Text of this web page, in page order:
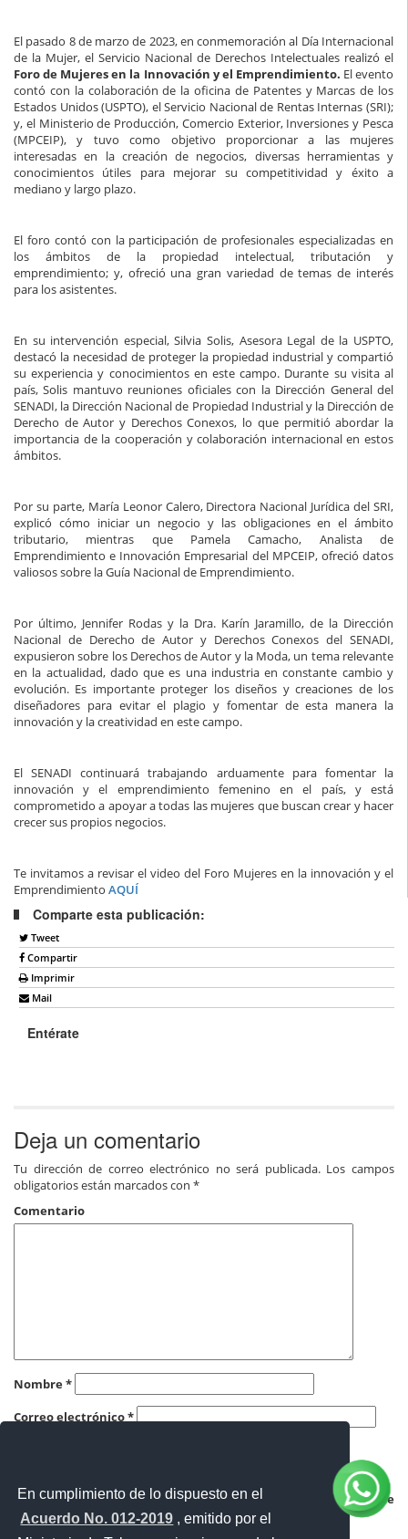
En cumplimiento de lo dispuesto en el
Acuerdo No. 012-2019 , emitido por el
El pasado 8 de marzo de 2023, en conmemoración al Día Internacional
de la Mujer, el Servicio Nacional de Derechos Intelectuales realizó el
Foro de Mujeres en la Innovación y el Emprendimiento. El evento
contó con la colaboración de la oficina de Patentes y Marcas de los
Estados Unidos (USPTO), el Servicio Nacional de Rentas Internas (SRI);
y, el Ministerio de Producción, Comercio Exterior, Inversiones y Pesca
(MPCEIP), y tuvo como objetivo proporcionar a las mujeres
interesadas en la creación de negocios, diversas herramientas y
conocimientos útiles para mejorar su competitividad y éxito a
mediano y largo plazo.
El foro contó con la participación de profesionales especializadas en
los ámbitos de la propiedad intelectual, tributación y
emprendimiento; y, ofreció una gran variedad de temas de interés
para los asistentes.
En su intervención especial, Silvia Solis, Asesora Legal de la USPTO,
destacó la necesidad de proteger la propiedad industrial y compartió
su experiencia y conocimientos en este campo. Durante su visita al
país, Solis mantuvo reuniones oficiales con la Dirección General del
SENADI, la Dirección Nacional de Propiedad Industrial y la Dirección de
Derecho de Autor y Derechos Conexos, lo que permitió abordar la
importancia de la cooperación y colaboración internacional en estos
ámbitos.
Por su parte, María Leonor Calero, Directora Nacional Jurídica del SRI,
explicó cómo iniciar un negocio y las obligaciones en el ámbito
tributario, mientras que Pamela Camacho, Analista de
Emprendimiento e Innovación Empresarial del MPCEIP, ofreció datos
valiosos sobre la Guía Nacional de Emprendimiento.
Por último, Jennifer Rodas y la Dra. Karín Jaramillo, de la Dirección
Nacional de Derecho de Autor y Derechos Conexos del SENADI,
expusieron sobre los Derechos de Autor y la Moda, un tema relevante
en la actualidad, dado que es una industria en constante cambio y
evolución. Es importante proteger los diseños y creaciones de los
diseñadores para evitar el plagio y fomentar de esta manera la
innovación y la creatividad en este campo.
El SENADI continuará trabajando arduamente para fomentar la
innovación y el emprendimiento femenino en el país, y está
comprometido a apoyar a todas las mujeres que buscan crear y hacer
crecer sus propios negocios.
Te invitamos a revisar el video del Foro Mujeres en la innovación y el
Emprendimiento AQUÍ
Comparte esta publicación:
Tweet
Compartir
Imprimir
Mail
Entérate
Deja un comentario
Tu dirección de correo electrónico no será publicada.Los campos
obligatorios están marcados con *
Comentario
Nombre*
Correo electrónico*
Guardar mi nombre, correo electrónico y sitio web en este
navegador para la próxima vez que haga un comentario.